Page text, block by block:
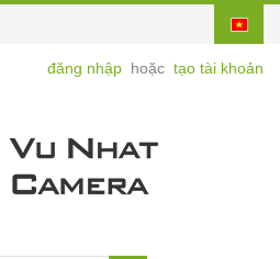
đăng nhập hoặc tạo tài khoản